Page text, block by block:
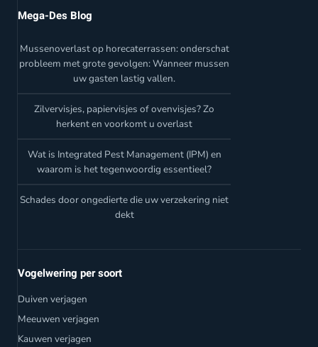
Mega-Des Blog
Mussenoverlast op horecaterrassen: onderschat
probleem met grote gevolgen: Wanneer mussen
uw gasten lastig vallen.
Zilvervisjes, papiervisjes of ovenvisjes? Zo
herkent en voorkomt u overlast
Wat is Integrated Pest Management (IPM) en
waarom is het tegenwoordig essentieel?
Schades door ongedierte die uw verzekering niet
dekt
Vogelwering per soort
Duiven verjagen
Meeuwen verjagen
Kauwen verjagen